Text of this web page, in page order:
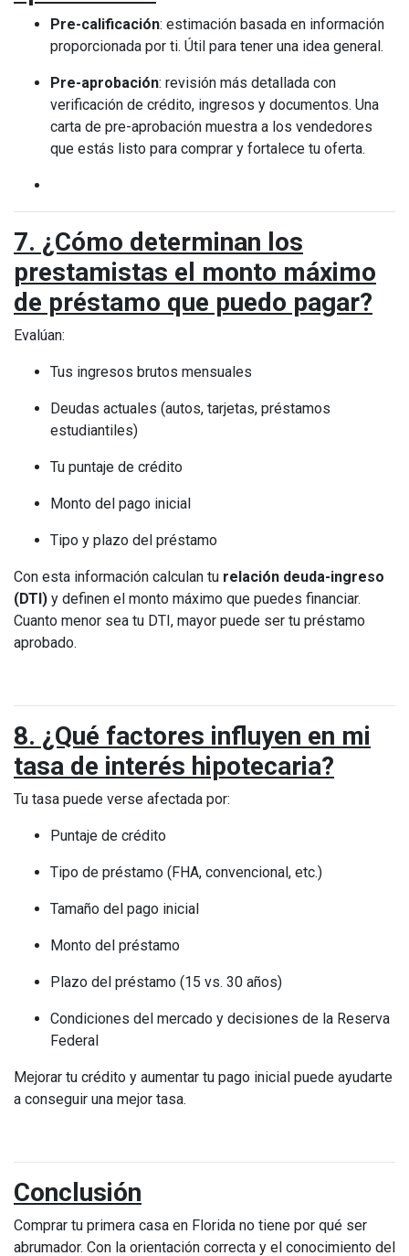
Pre-calificación: estimación basada en información
proporcionada por ti. Útil para tener una idea general.
Pre-aprobación: revisión más detallada con
verificación de crédito, ingresos y documentos. Una
carta de pre-aprobación muestra a los vendedores
que estás listo para comprar y fortalece tu oferta.
7. ¿Cómo determinan los
prestamistas el monto máximo
de préstamo que puedo pagar?
Evalúan:
Tus ingresos brutos mensuales
Deudas actuales (autos, tarjetas, préstamos
estudiantiles)
Tu puntaje de crédito
Monto del pago inicial
Tipo y plazo del préstamo
Con esta información calculan tu relación deuda-ingreso
(DTI) y definen el monto máximo que puedes financiar.
Cuanto menor sea tu DTI, mayor puede ser tu préstamo
aprobado.
8. ¿Qué factores influyen en mi
tasa de interés hipotecaria?
Tu tasa puede verse afectada por:
Puntaje de crédito
Tipo de préstamo (FHA, convencional, etc.)
Tamaño del pago inicial
Monto del préstamo
Plazo del préstamo (15 vs. 30 años)
Condiciones del mercado y decisiones de la Reserva
Federal
Mejorar tu crédito y aumentar tu pago inicial puede ayudarte
a conseguir una mejor tasa.
Conclusión
Comprar tu primera casa en Florida no tiene por qué ser
abrumador. Con la orientación correcta y el conocimiento del